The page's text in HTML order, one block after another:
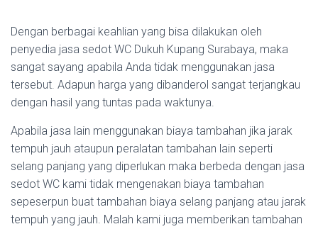
Dengan berbagai keahlian yang bisa dilakukan oleh
penyedia jasa sedot WC Dukuh Kupang Surabaya, maka
sangat sayang apabila Anda tidak menggunakan jasa
tersebut. Adapun harga yang dibanderol sangat terjangkau
dengan hasil yang tuntas pada waktunya.
Apabila jasa lain menggunakan biaya tambahan jika jarak
tempuh jauh ataupun peralatan tambahan lain seperti
selang panjang yang diperlukan maka berbeda dengan jasa
sedot WC kami tidak mengenakan biaya tambahan
sepeserpun buat tambahan biaya selang panjang atau jarak
tempuh yang jauh. Malah kami juga memberikan tambahan